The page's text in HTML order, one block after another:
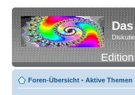
Foren-Übersicht • Aktive Themen